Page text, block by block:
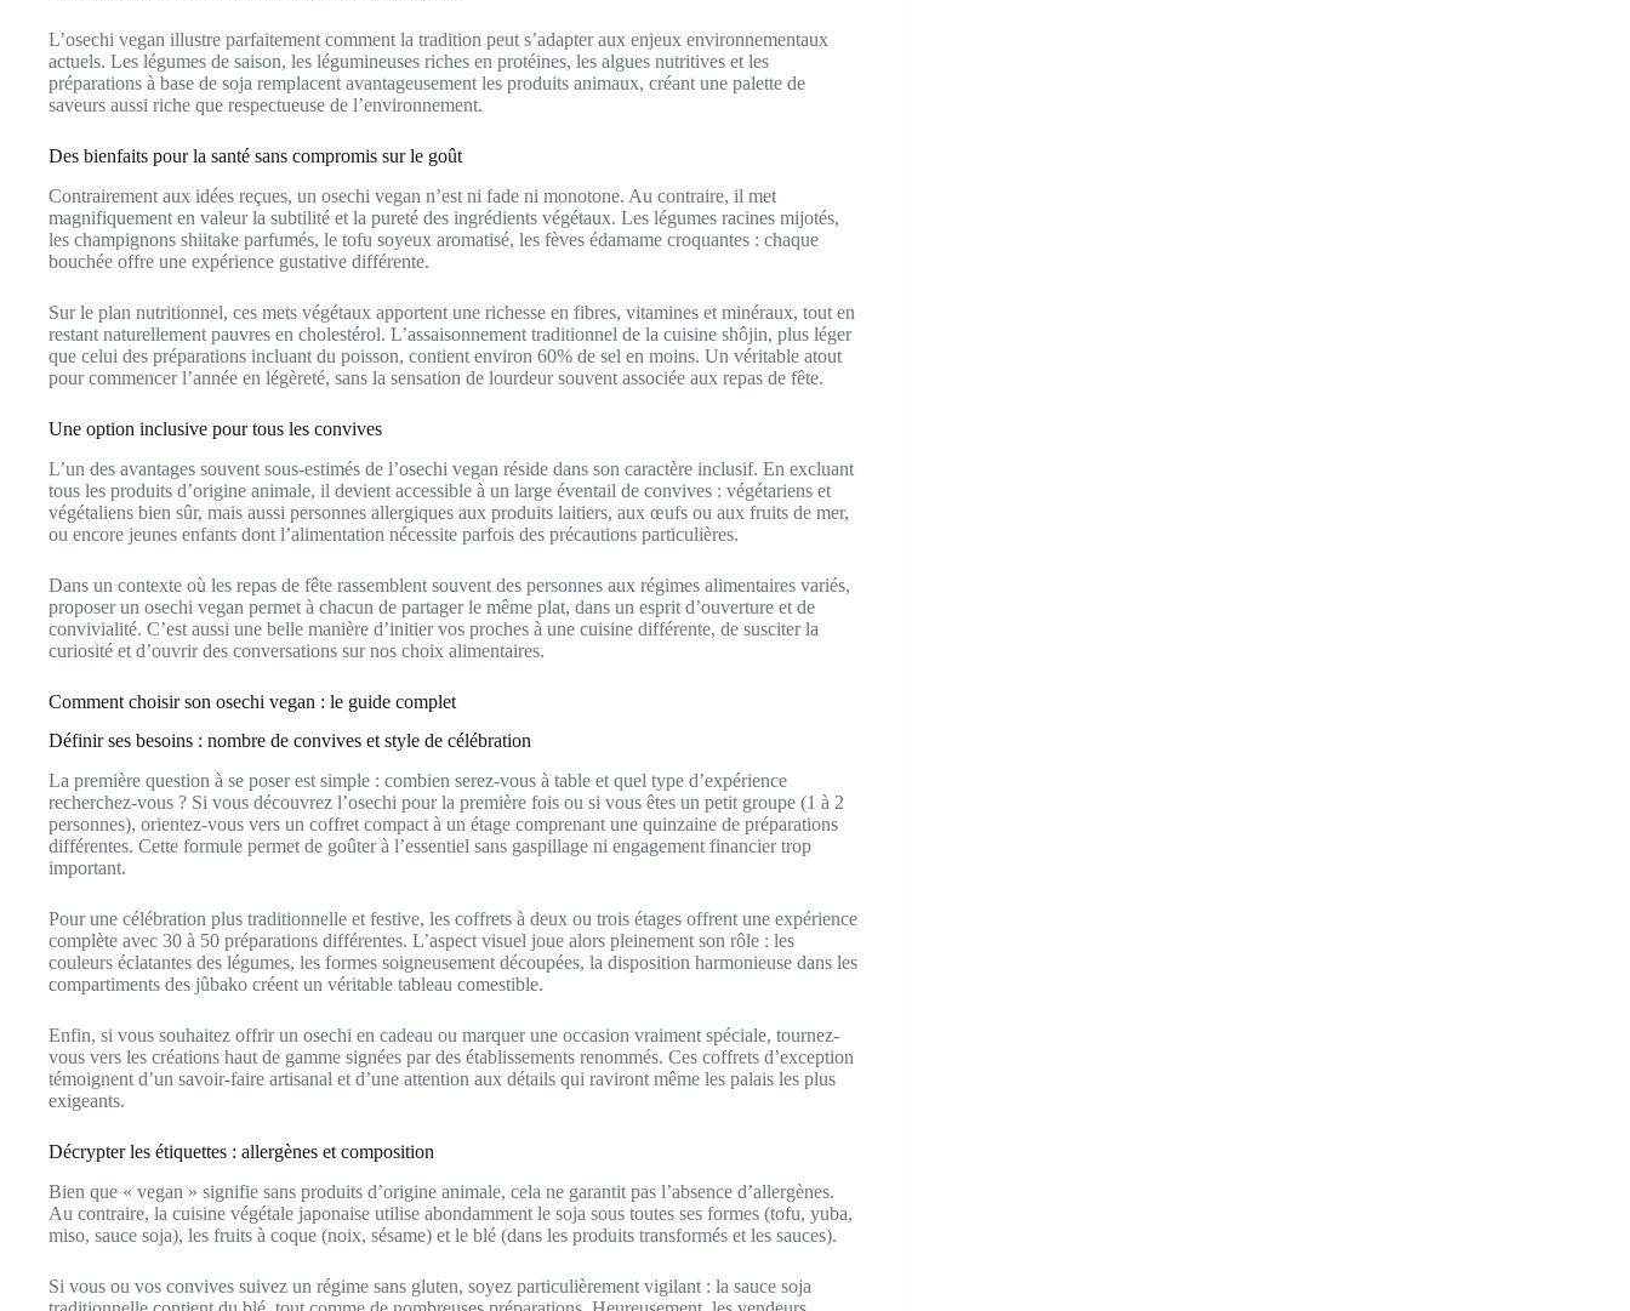
L’osechi vegan illustre parfaitement comment la tradition peut s’adapter aux enjeux environnementaux
actuels. Les légumes de saison, les légumineuses riches en protéines, les algues nutritives et les
préparations à base de soja remplacent avantageusement les produits animaux, créant une palette de
saveurs aussi riche que respectueuse de l’environnement.
Des bienfaits pour la santé sans compromis sur le goût
Contrairement aux idées reçues, un osechi vegan n’est ni fade ni monotone. Au contraire, il met
magnifiquement en valeur la subtilité et la pureté des ingrédients végétaux. Les légumes racines mijotés,
les champignons shiitake parfumés, le tofu soyeux aromatisé, les fèves édamame croquantes : chaque
bouchée offre une expérience gustative différente.
Sur le plan nutritionnel, ces mets végétaux apportent une richesse en fibres, vitamines et minéraux, tout en
restant naturellement pauvres en cholestérol. L’assaisonnement traditionnel de la cuisine shôjin, plus léger
que celui des préparations incluant du poisson, contient environ 60% de sel en moins. Un véritable atout
pour commencer l’année en légèreté, sans la sensation de lourdeur souvent associée aux repas de fête.
Une option inclusive pour tous les convives
L’un des avantages souvent sous-estimés de l’osechi vegan réside dans son caractère inclusif. En excluant
tous les produits d’origine animale, il devient accessible à un large éventail de convives : végétariens et
végétaliens bien sûr, mais aussi personnes allergiques aux produits laitiers, aux œufs ou aux fruits de mer,
ou encore jeunes enfants dont l’alimentation nécessite parfois des précautions particulières.
Dans un contexte où les repas de fête rassemblent souvent des personnes aux régimes alimentaires variés,
proposer un osechi vegan permet à chacun de partager le même plat, dans un esprit d’ouverture et de
convivialité. C’est aussi une belle manière d’initier vos proches à une cuisine différente, de susciter la
curiosité et d’ouvrir des conversations sur nos choix alimentaires.
Comment choisir son osechi vegan : le guide complet
Définir ses besoins : nombre de convives et style de célébration
La première question à se poser est simple : combien serez-vous à table et quel type d’expérience
recherchez-vous ? Si vous découvrez l’osechi pour la première fois ou si vous êtes un petit groupe (1 à 2
personnes), orientez-vous vers un coffret compact à un étage comprenant une quinzaine de préparations
différentes. Cette formule permet de goûter à l’essentiel sans gaspillage ni engagement financier trop
important.
Pour une célébration plus traditionnelle et festive, les coffrets à deux ou trois étages offrent une expérience
complète avec 30 à 50 préparations différentes. L’aspect visuel joue alors pleinement son rôle : les
couleurs éclatantes des légumes, les formes soigneusement découpées, la disposition harmonieuse dans les
compartiments des jûbako créent un véritable tableau comestible.
Enfin, si vous souhaitez offrir un osechi en cadeau ou marquer une occasion vraiment spéciale, tournez-
vous vers les créations haut de gamme signées par des établissements renommés. Ces coffrets d’exception
témoignent d’un savoir-faire artisanal et d’une attention aux détails qui raviront même les palais les plus
exigeants.
Décrypter les étiquettes : allergènes et composition
Bien que « vegan » signifie sans produits d’origine animale, cela ne garantit pas l’absence d’allergènes.
Au contraire, la cuisine végétale japonaise utilise abondamment le soja sous toutes ses formes (tofu, yuba,
miso, sauce soja), les fruits à coque (noix, sésame) et le blé (dans les produits transformés et les sauces).
Si vous ou vos convives suivez un régime sans gluten, soyez particulièrement vigilant : la sauce soja